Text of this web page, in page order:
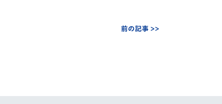
前の記事 >>